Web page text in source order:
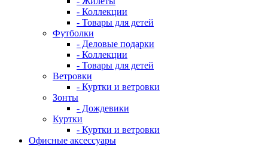
- Коллекции
- Товары для детей
Футболки
- Деловые подарки
- Коллекции
- Товары для детей
Ветровки
- Куртки и ветровки
Зонты
- Дождевики
Куртки
- Куртки и ветровки
Офисные аксессуары